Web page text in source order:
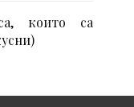
които са